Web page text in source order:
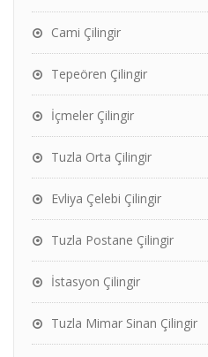
Cami Çilingir
Tepeören Çilingir
İçmeler Çilingir
Tuzla Orta Çilingir
Evliya Çelebi Çilingir
Tuzla Postane Çilingir
İstasyon Çilingir
Tuzla Mimar Sinan Çilingir